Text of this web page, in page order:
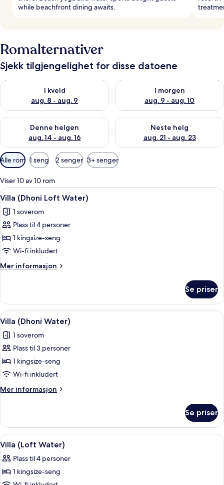
while beachfront dining awaits.
Romalternativer
Sjekk tilgjengelighet for disse datoene
I kveld
aug. 8 - aug. 9
Sjekk tilgjengelighet for i kveld, aug. 8 - aug. 9
I morgen
aug. 9 - aug. 10
Sjekk tilgjengelighet for i
Denne helgen
aug. 14 - aug. 16
Sjekk tilgjengelighet for denne helgen, aug. 14 - aug. 16
Neste helg
aug. 21 - aug. 23
Sjekk tilgjengelighet for
Tilgjengelige
filtre
for
rom
Alle rom 1 seng 2 senger 3+ senger
Viser 10 av 10 rom
Åpne
alle
bildene
av
Villa
(Dhoni
Loft
Water)
Villa (Dhoni Loft Water) | Sengetøy
5
Villa (Dhoni Loft Water)
1 soverom
Plass til 4 personer
1 kingsize-seng
Wi-fi inkludert
Mer informasjon
Mer
(Dhoni
Loft
Water)
Se priser
Åpne
alle
bildene
av
Villa
(Dhoni
Water)
5
Villa (Dhoni Water)
1 soverom
Plass til 3 personer
1 kingsize-seng
Wi-fi inkludert
Mer informasjon
Mer
(Dhoni
Water)
Se priser
Åpne
alle
bildene
av
Villa (Loft Water) | Sengetøy i
6
Villa (Loft Water)
Plass til 4 personer
1 kingsize-seng